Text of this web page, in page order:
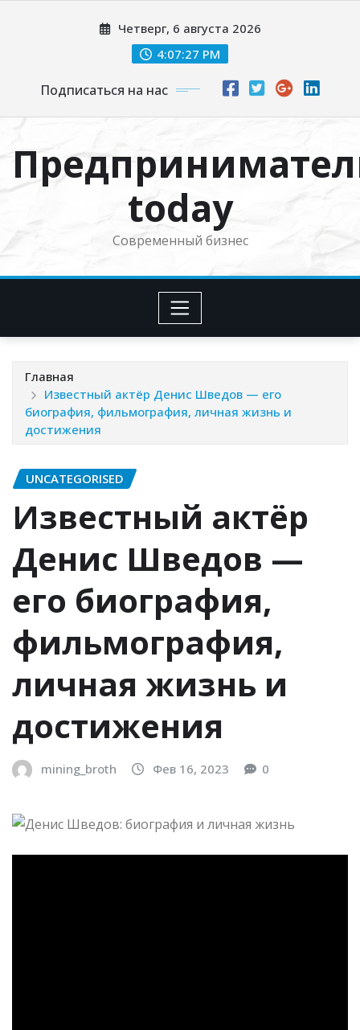
Четверг, 6 августа 2026
4:07:28 PM
Подписаться на нас
today
Современный бизнес
Главная
Известный актёр Денис Шведов — его
биография, фильмография, личная жизнь и
достижения
UNCATEGORISED
Известный актёр
Денис Шведов —
его биография,
фильмография,
личная жизнь и
достижения
mining_broth Фев 16, 2023 0